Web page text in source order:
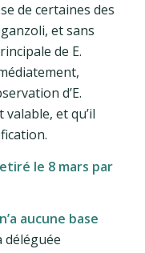
de certaines des
et sans
de E.
d’E.
et qu’il
le 8 mars par
aucune base
déléguée